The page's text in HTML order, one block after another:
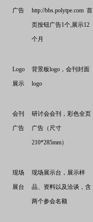
广告 http://bbs.polytpe.com 首
页按钮广告1个 展示12
个月
Logo
展示
背景板logo ，会刊封面
logo
会刊
广告
研讨会会刊，彩色全页
广告（尺寸
210*285mm）
现场
展台
现场展示台，展示样
品、资料以及洽谈，含
两个参会名额